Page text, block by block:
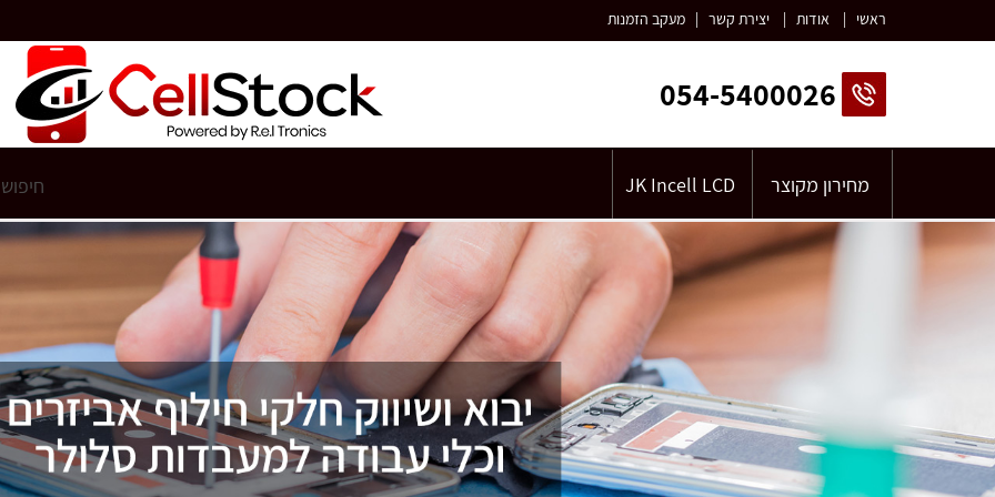
ראשי | אודות | יצירת קשר | מעקב הזמנות
054-5400026
מחירון מקוצר JK Incell LCD